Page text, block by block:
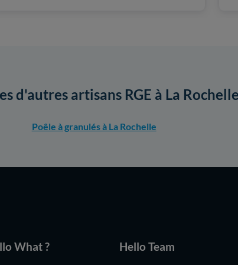
d'autres artisans RGE à La Rochelle
Poêle à granulés à La Rochelle
What ? Hello Team